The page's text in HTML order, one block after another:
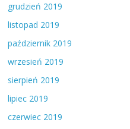
grudzień 2019
listopad 2019
październik 2019
wrzesień 2019
sierpień 2019
lipiec 2019
czerwiec 2019